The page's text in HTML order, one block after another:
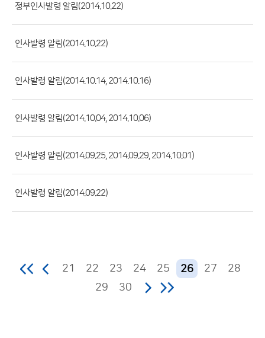
부
파
일,
회
수)
정부인사발령 알림(2014.10.22)
인사발령 알림(2014.10.22)
인사발령 알림(2014.10.14, 2014.10.16)
인사발령 알림(2014.10.04, 2014.10.06)
인사발령 알림(2014.09.25, 2014.09.29, 2014.10.01)
인사발령 알림(2014.09.22)
21 22 23 24 25 26 27
28
29
30